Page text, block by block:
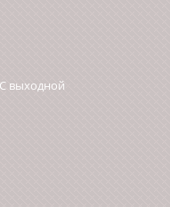
выходной